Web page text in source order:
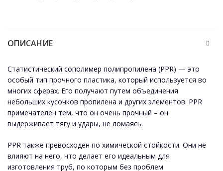
ОПИСАНИЕ
Статистический сополимер полипропилена (PPR) — это
особый тип прочного пластика, который используется во
многих сферах. Его получают путем объединения
небольших кусочков пропилена и других элементов. PPR
примечателен тем, что он очень прочный – он
выдерживает тягу и удары, не ломаясь.
PPR также превосходен по химической стойкости. Они не
влияют на него, что делает его идеальным для
изготовления труб, по которым без проблем